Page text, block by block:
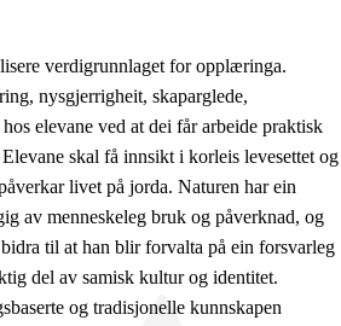
verdigrunnlaget for opplæringa.
nysgjerrigheit, skaparglede,
elevane ved at dei får arbeide praktisk
skal få innsikt i korleis levesettet og
livet på jorda. Naturen har ein
av menneskeleg bruk og påverknad, og
til at han blir forvalta på ein forsvarleg
del av samisk kultur og identitet.
og tradisjonelle kunnskapen